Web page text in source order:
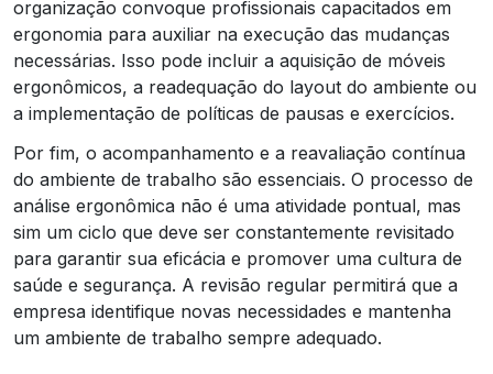
organização convoque profissionais capacitados em
ergonomia para auxiliar na execução das mudanças
necessárias. Isso pode incluir a aquisição de móveis
ergonômicos, a readequação do layout do ambiente ou
a implementação de políticas de pausas e exercícios.
Por fim, o acompanhamento e a reavaliação contínua
do ambiente de trabalho são essenciais. O processo de
análise ergonômica não é uma atividade pontual, mas
sim um ciclo que deve ser constantemente revisitado
para garantir sua eficácia e promover uma cultura de
saúde e segurança. A revisão regular permitirá que a
empresa identifique novas necessidades e mantenha
um ambiente de trabalho sempre adequado.